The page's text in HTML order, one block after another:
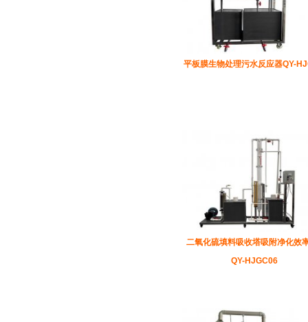
平板膜生物处理污水反应器QY-
二氧化硫填料吸收塔吸附净化效
QY-HJGC06